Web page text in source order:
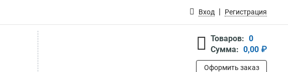
Вход Регистрация
Товаров: 0
Сумма: 0,00 ₽
Оформить заказ